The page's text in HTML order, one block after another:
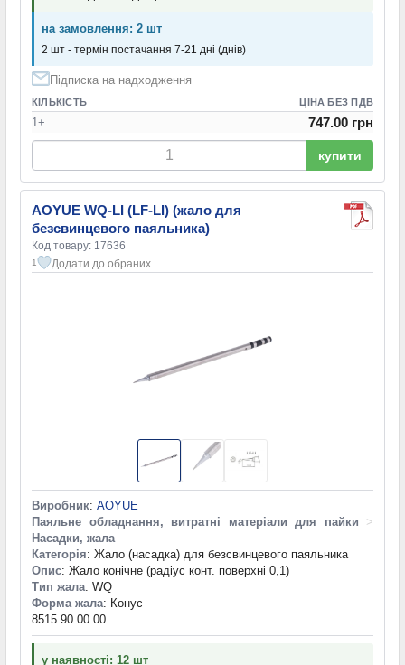
на замовлення: 2 шт
2 шт - термін постачання 7-21 дні (днів)
Підписка на надходження
КІЛЬКІСТЬ ЦІНА БЕЗ ПДВ
1+ 747.00 грн
купити
AOYUE WQ-LI (LF-LI) (жало для
безсвинцевого паяльника)
Код товару: 17636
1 Додати до обраних
Виробник: AOYUE
Паяльне обладнання, витратні матеріали для пайки
>
Насадки, жала
Категорія: Жало (насадка) для безсвинцевого паяльника
Опис: Жало конічне (радіус конт. поверхні 0,1)
Тип жала: WQ
Форма жала: Конус
8515 90 00 00
у наявності: 12 шт